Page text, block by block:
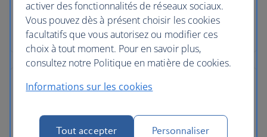
activer des fonctionnalités de réseaux sociaux.
Vous pouvez dès à présent choisir les cookies
facultatifs que vous autorisez ou modifier ces
choix à tout moment. Pour en savoir plus,
consultez notre Politique en matière de cookies.
Informations sur les cookies
Tout accepter Personnaliser